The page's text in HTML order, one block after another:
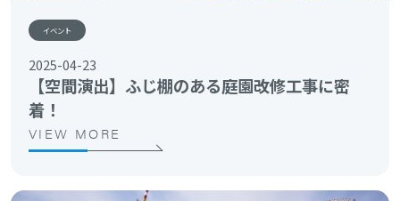
イベント
2025-04-23
【空間演出】ふじ棚のある庭園改修工事に密
着！
VIEW MORE